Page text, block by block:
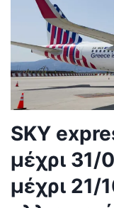
SKY
μέχρι
μέχρι 21/